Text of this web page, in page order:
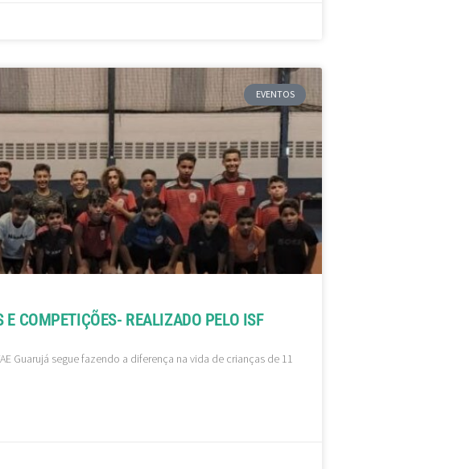
EVENTOS
COMPETIÇÕES- REALIZADO PELO ISF
Guarujá segue fazendo a diferença na vida de crianças de 11